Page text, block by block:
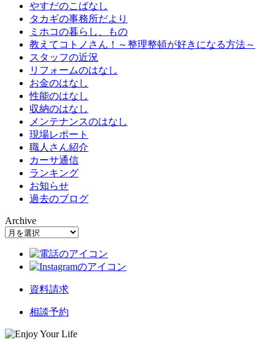
やすだのこばなし
タカギの事務所だより
ミホコの暮らし、もの
教えてコトノさん！～整理整頓が好きになる方法～
スタッフの近況
リフォームのはなし
お金のはなし
性能のはなし
収納のはなし
メンテナンスのはなし
現場レポート
職人さん紹介
カーサ通信
ランキング
お知らせ
過去のブログ
Archive
資料請求
相談予約